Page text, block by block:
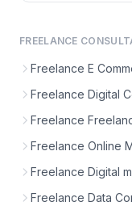
FREELANCE
Freelance E
Freelance Digital
Freelance
Freelance Online
Freelance Digital
Freelance Data